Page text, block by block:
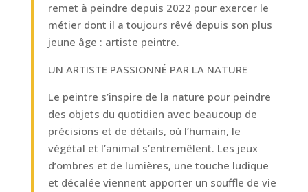
remet à peindre depuis 2022 pour exercer le
métier dont il a toujours rêvé depuis son plus
jeune âge : artiste peintre.
UN ARTISTE PASSIONNÉ PAR LA NATURE
Le peintre s’inspire de la nature pour peindre
des objets du quotidien avec beaucoup de
précisions et de détails, où l’humain, le
végétal et l’animal s’entremêlent. Les jeux
d’ombres et de lumières, une touche ludique
et décalée viennent apporter un souffle de vie